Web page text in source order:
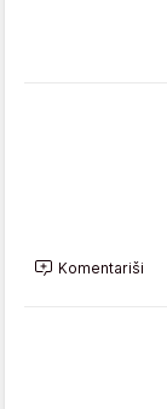
Komentariši